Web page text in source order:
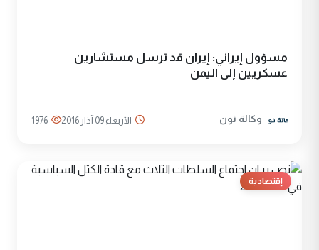
مسؤول إيراني: إيران قد ترسل مستشارين
عسكريين إلى اليمن
وكالة نون الأربعاء 09 آذار 2016 1976
إقتصادية